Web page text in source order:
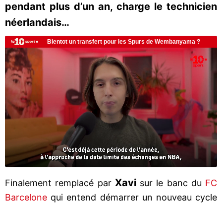
pendant plus d’un an, charge le technicien
néerlandais…
Finalement remplacé par Xavisur le banc du FC
Barcelone qui entend démarrer un nouveau cycle